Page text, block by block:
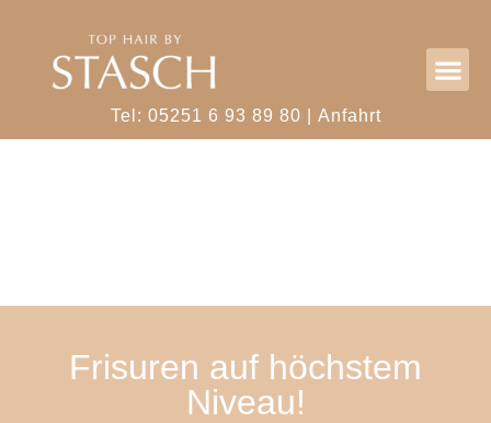
Tel: 05251 6 93 89 80 | Anfahrt
Frisuren auf höchstem
Niveau!